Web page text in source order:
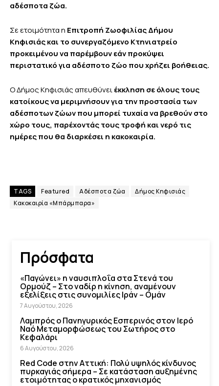
αδέσποτα ζώα.
Σε ετοιμότητα η Επιτροπή Ζωοφιλίας Δήμου
Κηφισιάς και το συνεργαζόμενο Κτηνιατρείο
προκειμένου να παρέμβουν εάν προκύψει
περιστατικό για αδέσποτο ζώο που χρήζει βοήθειας.
Ο Δήμος Κηφισιάς απευθύνειέκκληση σε όλους τους
κατοίκους να μεριμνήσουν για την προστασία των
αδέσποτων ζώων που μπορεί τυχαία να βρεθούν στο
χώρο τους, παρέχοντάς τους τροφή και νερό τις
ημέρες που θα διαρκέσει η κακοκαιρία.
TAGS Featured Αδέσποτα ζώα
Δήμος Κηφισιάς
Κακοκαιρία «Μπάρμπαρα»
Πρόσφατα
«Παγώνει» η ναυσιπλοΐα στα Στενά του
Ορμούζ – Στο ναδίρ η κίνηση, αναμένουν
εξελίξεις στις συνομιλίες Ιράν – Ομάν
7 Αυγούστου, 2026
Λαμπρός ο Πανηγυρικός Εσπερινός στον Ιερό
Ναό Μεταμορφώσεως του Σωτήρος στο
Κεφαλάρι
6 Αυγούστου, 2026
Red Code στην Αττική: Πολύ υψηλός κίνδυνος
πυρκαγιάς σήμερα – Σε κατάσταση αυξημένης
ετοιμότητας ο κρατικός μηχανισμός